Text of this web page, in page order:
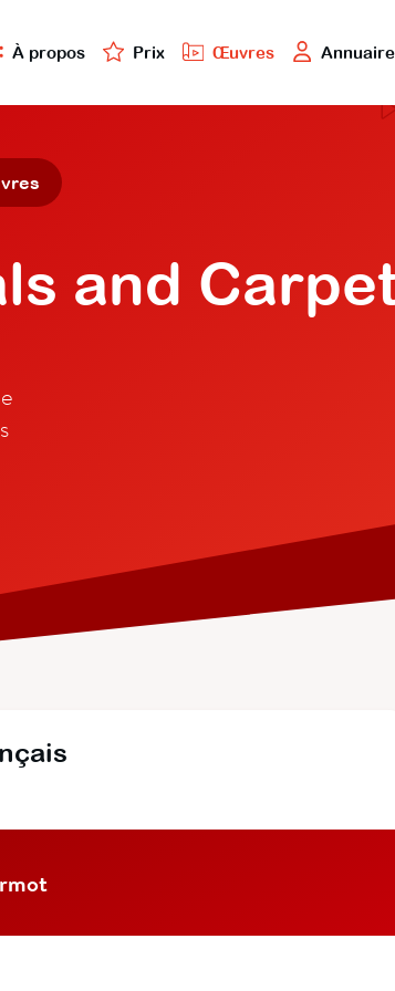
À propos Prix Œuvres Annuaire
and